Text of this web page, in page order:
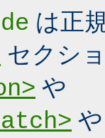
は正
セクシ
や